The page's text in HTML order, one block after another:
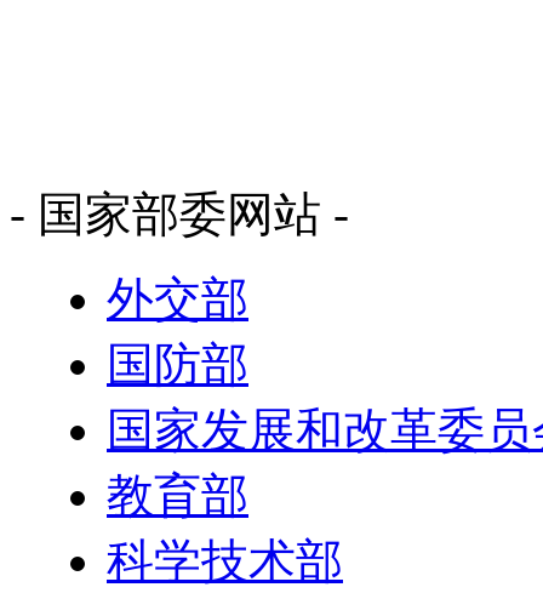
- 国家部委网站 -
外交部
国防部
国家发展和改革委
教育部
科学技术部